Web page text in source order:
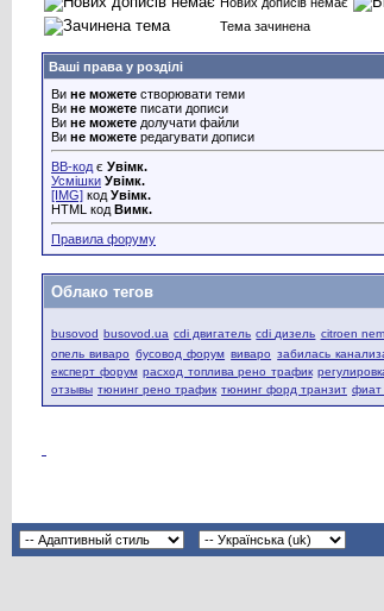
Тема зачинена
Ваші права у розділі
Ви не можете створювати теми
Ви не можете писати дописи
Ви не можете долучати файли
Ви не можете редагувати дописи
BB-код є Увімк.
Усмішки Увімк.
[IMG] код Увімк.
HTML код Вимк.
Правила форуму
Облако тегов
busovod busovod.ua cdi двигатель cdi дизель citroen
опель виваро бусовод форум виваро забилась
експерт форум расход топлива рено трафик
отзывы тюнинг рено трафик тюнинг форд транзит фиат